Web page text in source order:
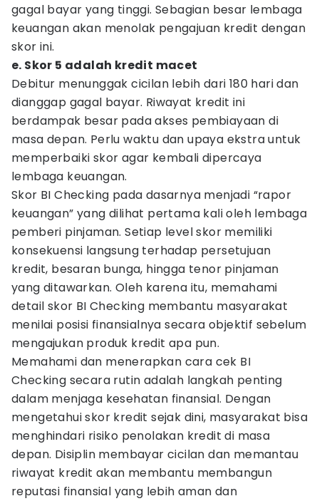
gagal bayar yang tinggi. Sebagian besar lembaga
keuangan akan menolak pengajuan kredit dengan
skor ini.
e. Skor 5 adalah kredit macet
Debitur menunggak cicilan lebih dari 180 hari dan
dianggap gagal bayar. Riwayat kredit ini
berdampak besar pada akses pembiayaan di
masa depan. Perlu waktu dan upaya ekstra untuk
memperbaiki skor agar kembali dipercaya
lembaga keuangan.
Skor BI Checking pada dasarnya menjadi “rapor
keuangan” yang dilihat pertama kali oleh lembaga
pemberi pinjaman. Setiap level skor memiliki
konsekuensi langsung terhadap persetujuan
kredit, besaran bunga, hingga tenor pinjaman
yang ditawarkan. Oleh karena itu, memahami
detail skor BI Checking membantu masyarakat
menilai posisi finansialnya secara objektif sebelum
mengajukan produk kredit apa pun.
Memahami dan menerapkan cara cek BI
Checking secara rutin adalah langkah penting
dalam menjaga kesehatan finansial. Dengan
mengetahui skor kredit sejak dini, masyarakat bisa
menghindari risiko penolakan kredit di masa
depan. Disiplin membayar cicilan dan memantau
riwayat kredit akan membantu membangun
reputasi finansial yang lebih aman dan